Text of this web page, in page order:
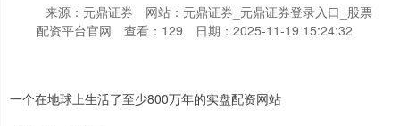
来源：元鼎证券
网站：元鼎证券_元鼎证券登录入口_股票
配资平台官网
查看：129 日期：2025-11-19 15:24:32
一个在地球上生活了至少800万年的实盘配资网站